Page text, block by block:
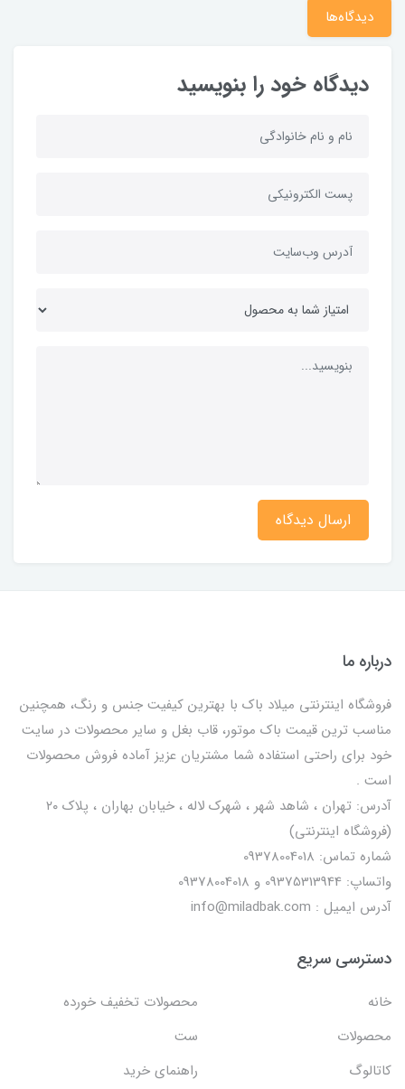
دیدگاه‌ها
دیدگاه خود را بنویسید
ارسال دیدگاه
درباره ما
فروشگاه اینترنتی میلاد باک با بهترین کیفیت جنس و رنگ، همچنین
مناسب ترین قیمت باک موتور، قاب بغل و سایر محصولات در سایت
خود برای راحتی استفاده شما مشتریان عزیز آماده فروش محصولات
است .
آدرس: تهران ، شاهد شهر ، شهرک لاله ، خیابان بهاران ، پلاک ۲۰
(فروشگاه اینترنتی)
شماره تماس: 09378004018
واتساپ: 09375313944 و 09378004018
آدرس ایمیل : info@miladbak.com
دسترسی سریع
خانه
محصولات تخفیف خورده
محصولات
ست
کاتالوگ
راهنمای خرید